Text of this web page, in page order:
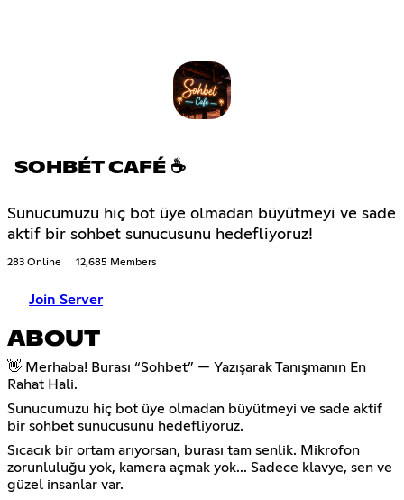
SOHBÉT CAFÉ ☕
Sunucumuzu hiç bot üye olmadan büyütmeyi ve sade
aktif bir sohbet sunucusunu hedefliyoruz!
283 Online 12,685 Members
Join Server
ABOUT
👋 Merhaba! Burası “Sohbet” — Yazışarak Tanışmanın En
Rahat Hali.
Sunucumuzu hiç bot üye olmadan büyütmeyi ve sade aktif
bir sohbet sunucusunu hedefliyoruz.
Sıcacık bir ortam arıyorsan, burası tam senlik. Mikrofon
zorunluluğu yok, kamera açmak yok... Sadece klavye, sen ve
güzel insanlar var.